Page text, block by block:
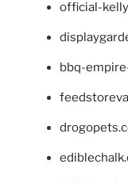
official-
bbq-